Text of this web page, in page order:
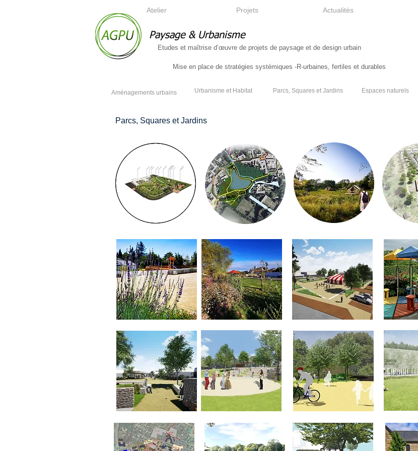
Atelier Projets Actualités
Paysage & Urbanisme
Etudes et maîtrise d’œuvre de projets de paysage et de design urbain
Mise en place de stratégies systémiques -R-urbaines, fertiles et durables
Aménagements urbains Urbanisme et Habitat Parcs, Squares et Jardins Espaces naturels
Parcs, Squares et Jardins